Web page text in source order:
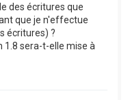
des écritures que
que je n'effectue
écritures) ?
1.8 sera-t-elle mise à